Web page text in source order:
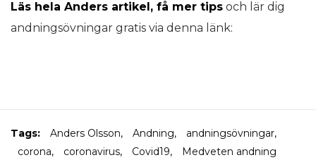
Läs hela Anders artikel, få mer tips och lär dig
andningsövningar gratis via denna länk:
Tags: Anders Olsson, Andning, andningsövningar,
corona, coronavirus, Covid19, Medveten andning